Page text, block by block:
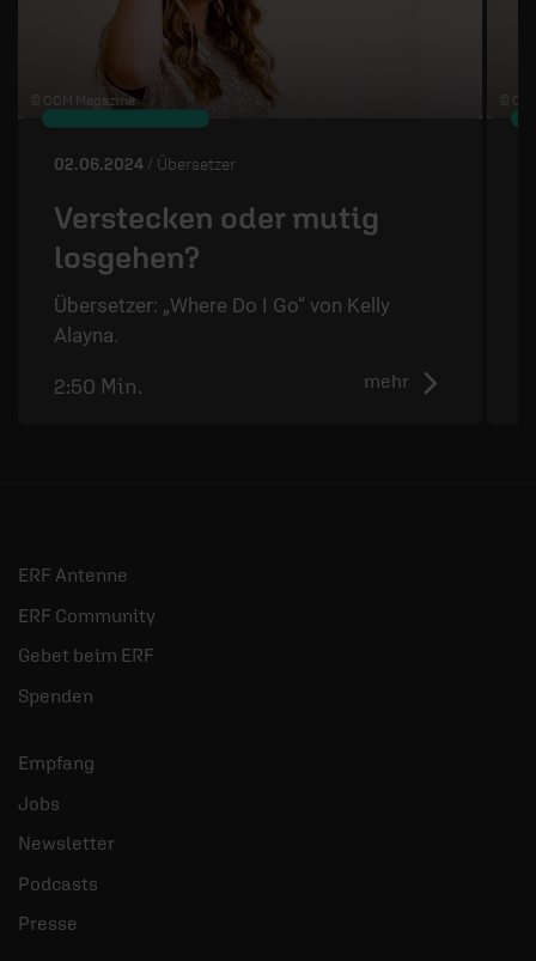
© CCM Magazine
02.06.2024 / Übersetzer
Verstecken oder mutig
losgehen?
Übersetzer: „Where Do I Go“ von Kelly
Alayna.
mehr
2:50 Min.
©
ERF Antenne
ERF Community
Gebet beim ERF
Spenden
Empfang
Jobs
Newsletter
Podcasts
Presse